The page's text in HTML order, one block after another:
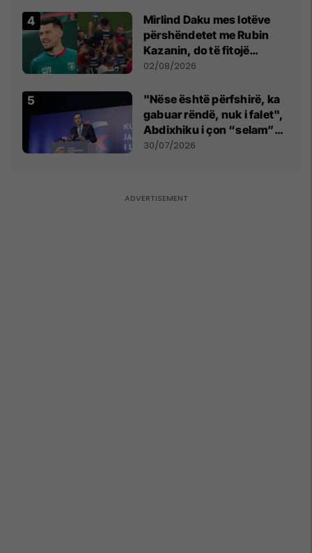
Mirlind Daku mes lotëve
përshëndetet me Rubin
Kazanin, do të fitojë
miliona te Spartak Moska
02/08/2026
"Nëse është përfshirë, ka
gabuar rëndë, nuk i falet",
Abdixhiku i çon “selam”
Përparim Ramës
30/07/2026